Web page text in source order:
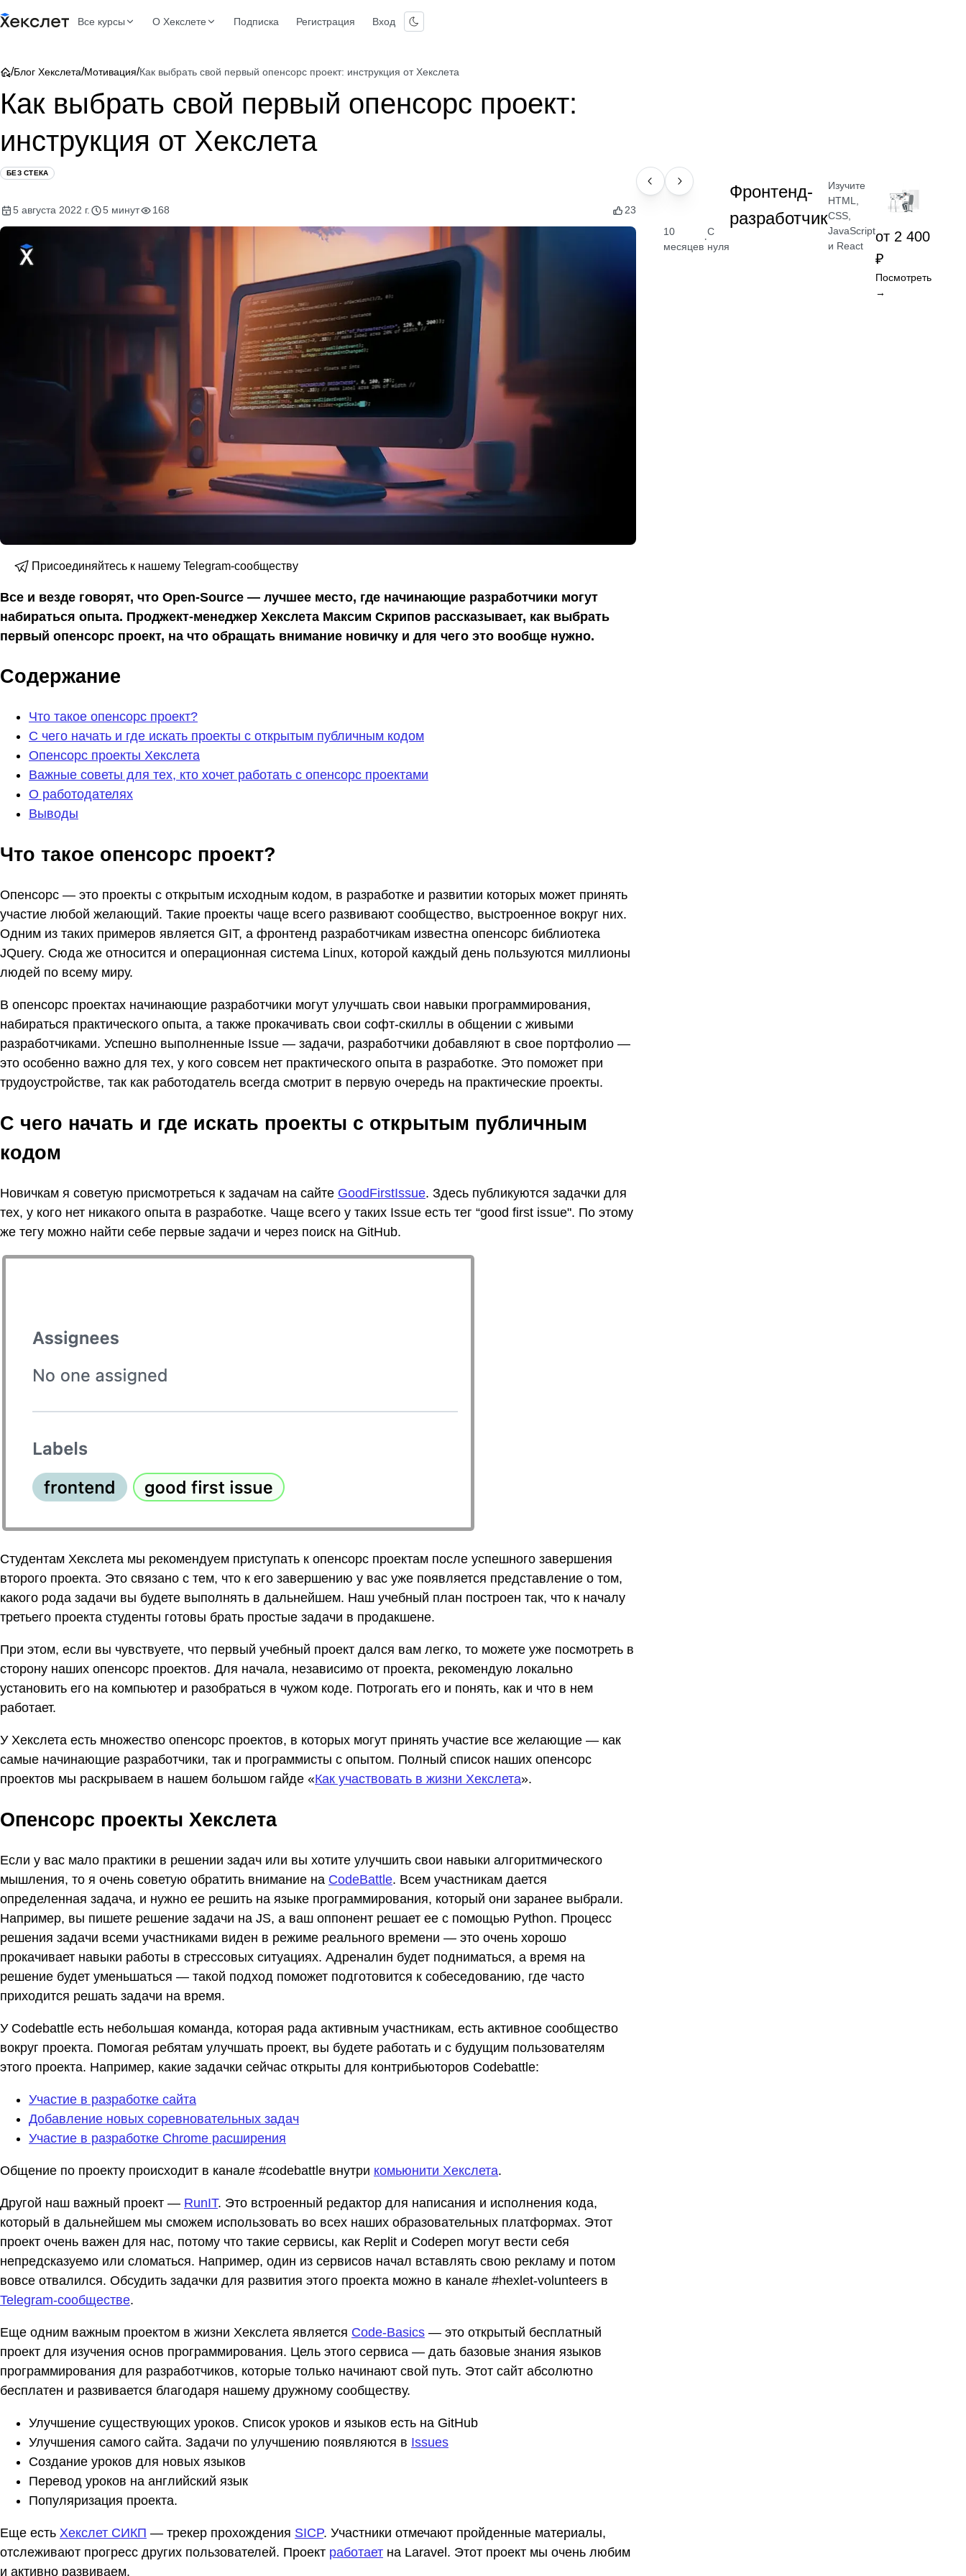
Все курсы О Хекслете Подписка Регистрация Вход
/Блог Хекслета/Мотивация/Как выбрать свой первый опенсорс проект: инструкция от Хекслета
Как выбрать свой первый опенсорс проект:
инструкция от Хекслета
БЕЗ СТЕКА
5 августа 2022 г. 5 минут 168 23
Присоединяйтесь к нашему Telegram-сообществу
Все и везде говорят, что Open-Source — лучшее место, где начинающие разработчики могут
набираться опыта. Проджект-менеджер Хекслета Максим Скрипов рассказывает, как выбрать
первый опенсорс проект, на что обращать внимание новичку и для чего это вообще нужно.
Содержание
Что такое опенсорс проект?
С чего начать и где искать проекты с открытым публичным кодом
Опенсорс проекты Хекслета
Важные советы для тех, кто хочет работать с опенсорс проектами
О работодателях
Выводы
Что такое опенсорс проект?
Опенсорс — это проекты с открытым исходным кодом, в разработке и развитии которых может принять
участие любой желающий. Такие проекты чаще всего развивают сообщество, выстроенное вокруг них.
Одним из таких примеров является GIT, а фронтенд разработчикам известна опенсорс библиотека
JQuery. Сюда же относится и операционная система Linux, которой каждый день пользуются миллионы
людей по всему миру.
В опенсорс проектах начинающие разработчики могут улучшать свои навыки программирования,
набираться практического опыта, а также прокачивать свои софт-скиллы в общении с живыми
разработчиками. Успешно выполненные Issue — задачи, разработчики добавляют в свое портфолио —
это особенно важно для тех, у кого совсем нет практического опыта в разработке. Это поможет при
трудоустройстве, так как работодатель всегда смотрит в первую очередь на практические проекты.
С чего начать и где искать проекты с открытым публичным
кодом
Новичкам я советую присмотреться к задачам на сайте GoodFirstIssue. Здесь публикуются задачки для
тех, у кого нет никакого опыта в разработке. Чаще всего у таких Issue есть тег “good first issue". По этому
же тегу можно найти себе первые задачи и через поиск на GitHub.
Студентам Хекслета мы рекомендуем приступать к опенсорс проектам после успешного завершения
второго проекта. Это связано с тем, что к его завершению у вас уже появляется представление о том,
какого рода задачи вы будете выполнять в дальнейшем. Наш учебный план построен так, что к началу
третьего проекта студенты готовы брать простые задачи в продакшене.
При этом, если вы чувствуете, что первый учебный проект дался вам легко, то можете уже посмотреть в
сторону наших опенсорс проектов. Для начала, независимо от проекта, рекомендую локально
установить его на компьютер и разобраться в чужом коде. Потрогать его и понять, как и что в нем
работает.
У Хекслета есть множество опенсорс проектов, в которых могут принять участие все желающие — как
самые начинающие разработчики, так и программисты с опытом. Полный список наших опенсорс
проектов мы раскрываем в нашем большом гайде «Как участвовать в жизни Хекслета».
Опенсорс проекты Хекслета
Если у вас мало практики в решении задач или вы хотите улучшить свои навыки алгоритмического
мышления, то я очень советую обратить внимание на CodeBattle. Всем участникам дается
определенная задача, и нужно ее решить на языке программирования, который они заранее выбрали.
Например, вы пишете решение задачи на JS, а ваш оппонент решает ее с помощью Python. Процесс
решения задачи всеми участниками виден в режиме реального времени — это очень хорошо
прокачивает навыки работы в стрессовых ситуациях. Адреналин будет подниматься, а время на
решение будет уменьшаться — такой подход поможет подготовится к собеседованию, где часто
приходится решать задачи на время.
У Codebattle есть небольшая команда, которая рада активным участникам, есть активное сообщество
вокруг проекта. Помогая ребятам улучшать проект, вы будете работать и с будущим пользователям
этого проекта. Например, какие задачки сейчас открыты для контрибьюторов Codebattle:
Участие в разработке сайта
Добавление новых соревновательных задач
Участие в разработке Chrome расширения
Общение по проекту происходит в канале #codebattle внутри комьюнити Хекслета.
Другой наш важный проект — RunIT. Это встроенный редактор для написания и исполнения кода,
который в дальнейшем мы сможем использовать во всех наших образовательных платформах. Этот
проект очень важен для нас, потому что такие сервисы, как Replit и Codepen могут вести себя
непредсказуемо или сломаться. Например, один из сервисов начал вставлять свою рекламу и потом
вовсе отвалился. Обсудить задачки для развития этого проекта можно в канале #hexlet-volunteers в
Telegram-сообществе.
Еще одним важным проектом в жизни Хекслета является Code-Basics — ​​это открытый бесплатный
проект для изучения основ программирования. Цель этого сервиса — дать базовые знания языков
программирования для разработчиков, которые только начинают свой путь. Этот сайт абсолютно
бесплатен и развивается благодаря нашему дружному сообществу.
Улучшение существующих уроков. Список уроков и языков есть на GitHub
Улучшения самого сайта. Задачи по улучшению появляются в Issues
Создание уроков для новых языков
Перевод уроков на английский язык
Популяризация проекта.
Еще есть Хекслет СИКП — трекер прохождения SICP. Участники отмечают пройденные материалы,
отслеживают прогресс других пользователей. Проект работает на Laravel. Этот проект мы очень любим
и активно развиваем.
ПРОФЕССИЯ
10
месяцев
·
С
нуля
Фронтенд-
разработчик
Изучите
HTML,
CSS,
JavaScript
и React
от 2 400
₽
Посмотреть
→